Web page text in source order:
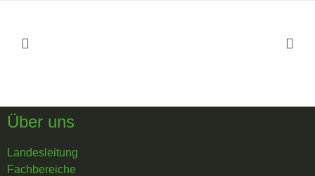
Über uns
Landesleitung
Fachbereiche